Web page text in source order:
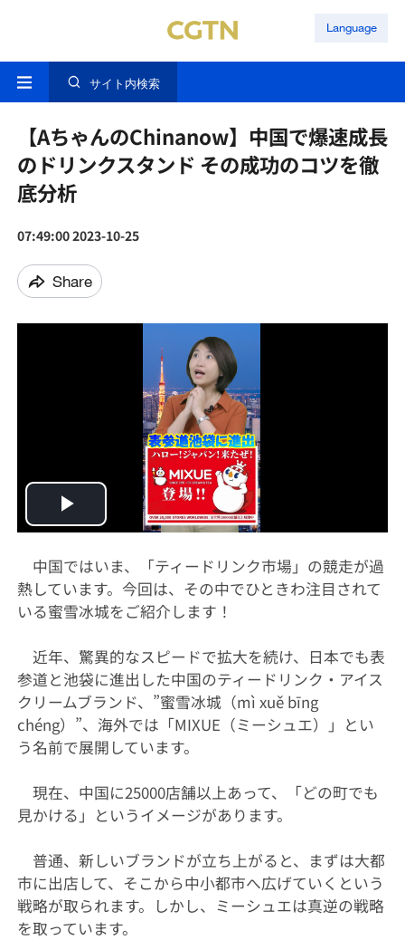
Language
サイト内検索
【AちゃんのChinanow】中国で爆速成長
のドリンクスタンド その成功のコツを徹
底分析
07:49:00 2023-10-25
Share
Play
Video
中国ではいま、「ティードリンク市場」の競走が過
熱しています。今回は、その中でひときわ注目されて
いる蜜雪冰城をご紹介します！
近年、驚異的なスピードで拡大を続け、日本でも表
参道と池袋に進出した中国のティードリンク・アイス
クリームブランド、”蜜雪冰城（mì xuě bīng
chéng）”、海外では「MIXUE（ミーシュエ）」とい
う名前で展開しています。
現在、中国に25000店舗以上あって、「どの町でも
見かける」というイメージがあります。
普通、新しいブランドが立ち上がると、まずは大都
市に出店して、そこから中小都市へ広げていくという
戦略が取られます。しかし、ミーシュエは真逆の戦略
を取っています。